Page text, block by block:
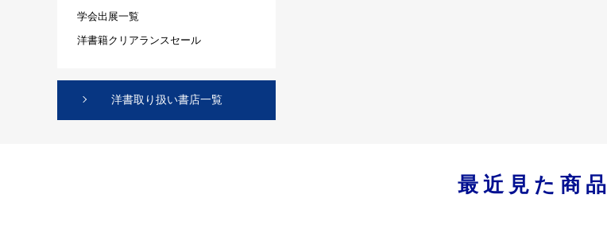
学会出展一覧
洋書籍クリアランスセール
洋書取り扱い書店一覧
最近見た商品